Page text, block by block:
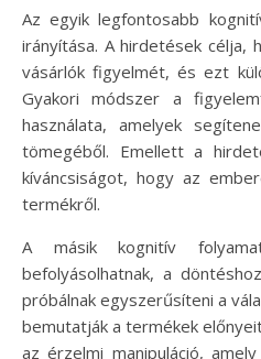
Az egyik legfontosabb
irányítása. A hirdetések célja,
vásárlók figyelmét, és ezt
Gyakori módszer a
használata, amelyek
tömegéből. Emellett a
kíváncsiságot, hogy az
termékről.
A másik kognitív
befolyásolhatnak, a
próbálnak egyszerűsíteni a
bemutatják a termékek
az érzelmi manipuláció,